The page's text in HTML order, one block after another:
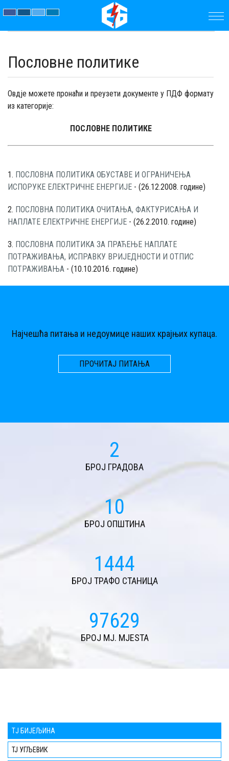
ПРЕДУЗЕЋЕ
ПАРАМЕТРИ
ЈАВНЕ
НАБАВКЕ
КОНТАКТ
Пословне политике
Овдје можете пронаћи и преузети документе у ПДФ формату
из категорије:
ПОСЛОВНЕ ПОЛИТИКЕ
1. ПОСЛОВНА ПОЛИТИКА ОБУСТАВЕ И ОГРАНИЧЕЊА
ИСПОРУКЕ ЕЛЕКТРИЧНЕ ЕНЕРГИЈЕ - (26.12.2008. године)
2. ПОСЛОВНА ПОЛИТИКА ОЧИТАЊА, ФАКТУРИСАЊА И
НАПЛАТЕ ЕЛЕКТРИЧНЕ ЕНЕРГИЈЕ - (26.2.2010. године)
3. ПОСЛОВНА ПОЛИТИКА ЗА ПРАЋЕЊЕ НАПЛАТЕ
ПОТРАЖИВАЊА, ИСПРАВКУ ВРИЈЕДНОСТИ И ОТПИС
ПОТРАЖИВАЊА - (10.10.2016. године)
Најчешћа питања и недоумице наших крајњих купаца.
ПРОЧИТАЈ ПИТАЊА
2
БРОЈ ГРАДОВА
11
БРОЈ ОПШТИНА
1566
БРОЈ ТРАФО СТАНИЦА
105873
БРОЈ MJ. MJESTA
TЈ БИЈЕЉИНА
ТЈ УГЉЕВИК